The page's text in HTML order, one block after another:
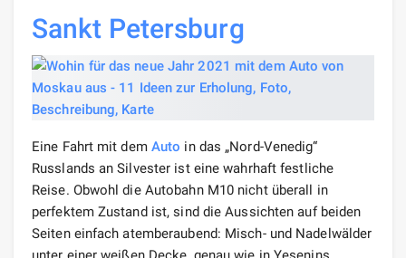
Sankt Petersburg
Eine Fahrt mit dem Auto in das „Nord-Venedig“
Russlands an Silvester ist eine wahrhaft festliche
Reise. Obwohl die Autobahn M10 nicht überall in
perfektem Zustand ist, sind die Aussichten auf beiden
Seiten einfach atemberaubend: Misch- und Nadelwälder